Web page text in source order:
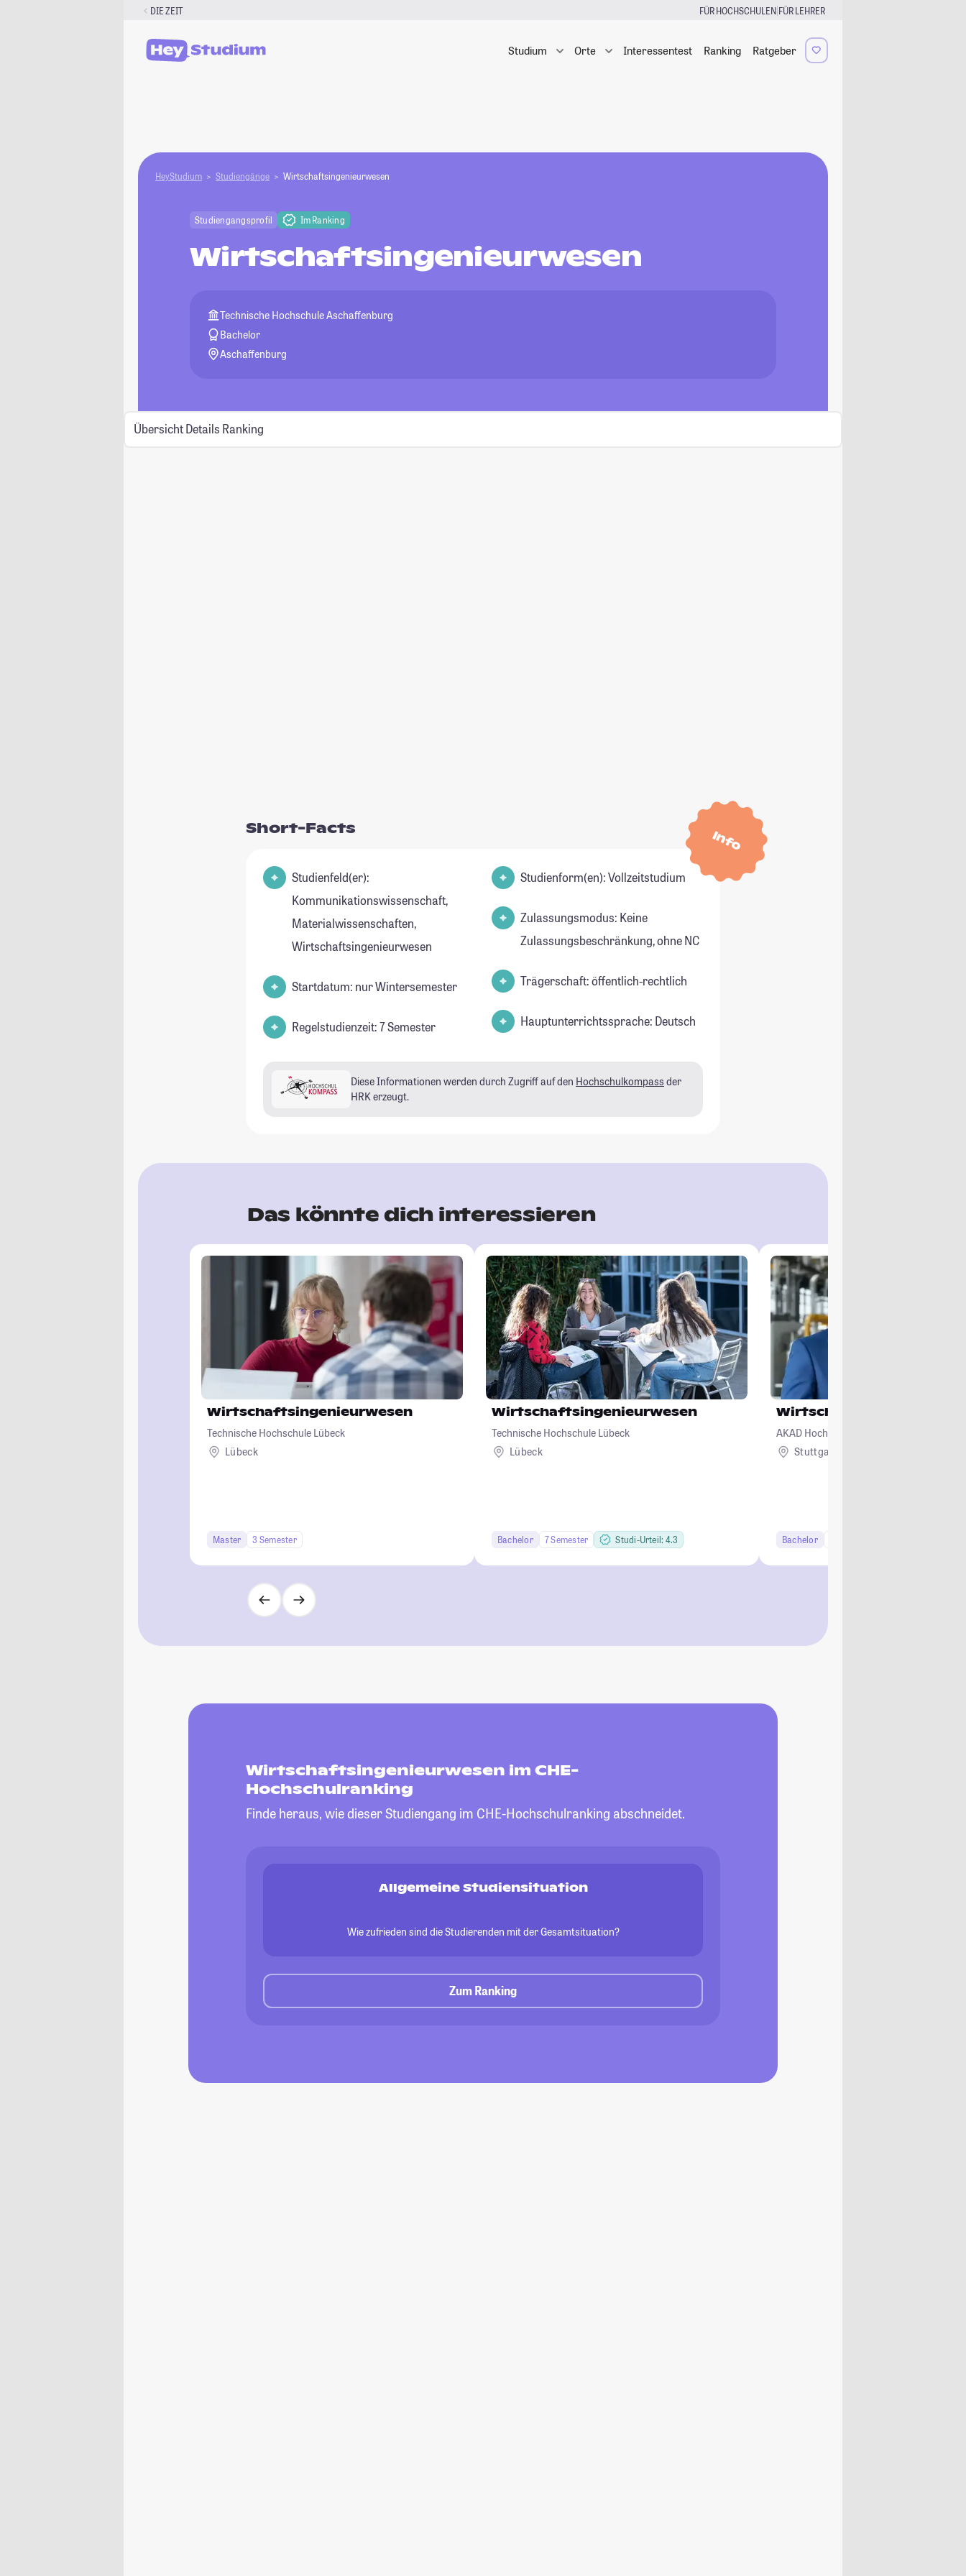
DIE ZEIT FÜR HOCHSCHULEN|FÜR LEHRER
Studium Orte Interessentest Ranking Ratgeber
HeyStudium Studiengänge Wirtschaftsingenieurwesen
Studiengangsprofil Im Ranking
Wirtschaftsingenieurwesen
Technische Hochschule Aschaffenburg
Bachelor
Aschaffenburg
Übersicht Details Ranking
Info
Short-Facts
Studienfeld(er):
Kommunikationswissenschaft,
Materialwissenschaften,
Wirtschaftsingenieurwesen
Startdatum: nur Wintersemester
Regelstudienzeit: 7 Semester
Studienform(en): Vollzeitstudium
Zulassungsmodus: Keine
Zulassungsbeschränkung, ohne NC
Trägerschaft: öffentlich-rechtlich
Hauptunterrichtssprache: Deutsch
Diese Informationen werden durch Zugriff auf den Hochschulkompass der
HRK erzeugt.
Das könnte dich interessieren
Wirtschaftsingenieurwesen
Technische Hochschule Lübeck
Lübeck
Master 3 Semester
Wirtschaftsingenieurwesen
Technische Hochschule Lübeck
Lübeck
Bachelor 7 Semester Studi-Urteil: 4.3
AKAD Hochschule Stuttgart - staatlich
Stuttgart
Bachelor
Wirtschaftsingenieurwesen im CHE-
Hochschulranking
Finde heraus, wie dieser Studiengang im CHE-Hochschulranking abschneidet.
Allgemeine Studiensituation
Wie zufrieden sind die Studierenden mit der Gesamtsituation?
Zum Ranking